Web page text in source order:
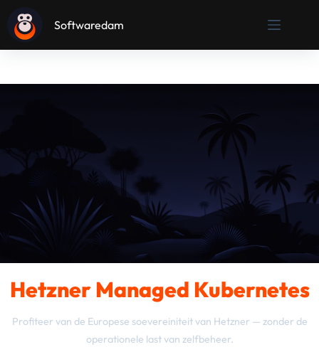
naar
inhoud
Softwaredam
Hetzner Managed Kubernetes
Profiteer van de Europese soevereiniteit van Hetzner — zonder de
operationele last van zelfbeheer.